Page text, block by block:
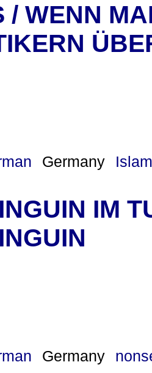
/ WENN
Germany
IM
Germany